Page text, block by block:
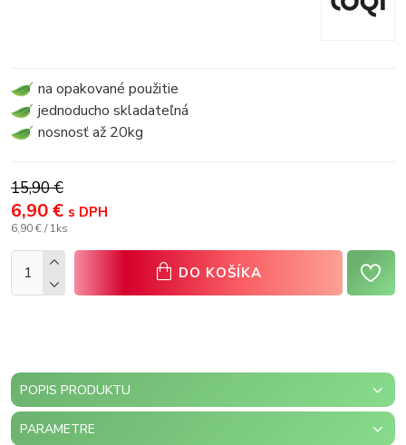
6,90 € s DPH
15,90 €
6,90 € / 1ks
na opakované použitie
jednoducho skladateľná
nosnosť až 20kg
DO KOŠÍKA
POPIS PRODUKTU
PARAMETRE